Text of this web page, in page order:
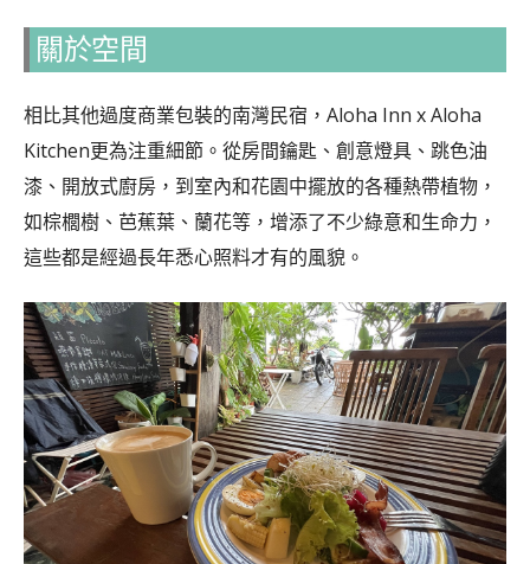
關於空間
相比其他過度商業包裝的南灣民宿，Aloha Inn x Aloha
Kitchen更為注重細節。從房間鑰匙、創意燈具、跳色油
漆、開放式廚房，到室內和花園中擺放的各種熱帶植物，
如棕櫚樹、芭蕉葉、蘭花等，增添了不少綠意和生命力，
這些都是經過長年悉心照料才有的風貌。